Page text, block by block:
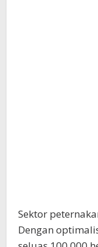
Sektor
Dengan